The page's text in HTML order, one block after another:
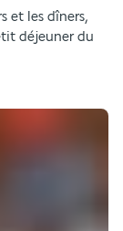
et les dîners,
déjeuner du